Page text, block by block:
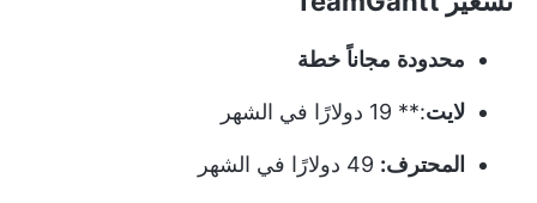
محدودة مجاناً خطة
لايت:** 19 دولارًا في الشهر
المحترف: